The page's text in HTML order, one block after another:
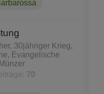
30jähriger Krieg,
Evangelische
70